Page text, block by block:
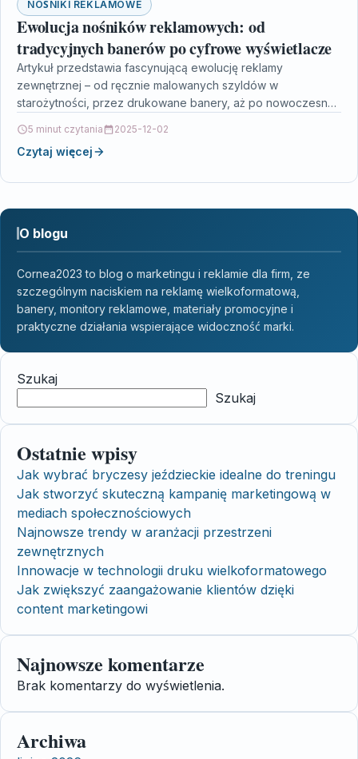
NOŚNIKI REKLAMOWE
Ewolucja nośników reklamowych: od
tradycyjnych banerów po cyfrowe wyświetlacze
Artykuł przedstawia fascynującą ewolucję reklamy
zewnętrznej – od ręcznie malowanych szyldów w
starożytności, przez drukowane banery, aż po nowoczesne
5 minut czytania 2025-12-02
Czytaj więcej
O blogu
Cornea2023 to blog o marketingu i reklamie dla firm, ze
szczególnym naciskiem na reklamę wielkoformatową,
banery, monitory reklamowe, materiały promocyjne i
praktyczne działania wspierające widoczność marki.
Szukaj
Szukaj
Ostatnie wpisy
Jak wybrać bryczesy jeździeckie idealne do treningu
Jak stworzyć skuteczną kampanię marketingową w
mediach społecznościowych
Najnowsze trendy w aranżacji przestrzeni
zewnętrznych
Innowacje w technologii druku wielkoformatowego
Jak zwiększyć zaangażowanie klientów dzięki
content marketingowi
Najnowsze komentarze
Brak komentarzy do wyświetlenia.
Archiwa